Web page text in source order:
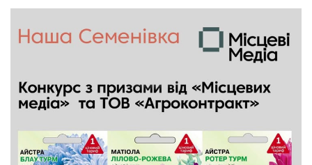
Редакційна політика
Етичний кодекс
Рекламні прайси